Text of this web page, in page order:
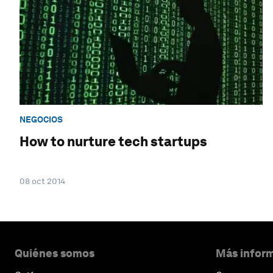
NEGOCIOS
How to nurture tech startups
08 oct 2014
Quiénes somos Más